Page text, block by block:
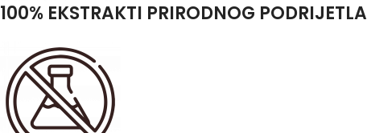
100% EKSTRAKTI PRIRODNOG PODRIJETLA